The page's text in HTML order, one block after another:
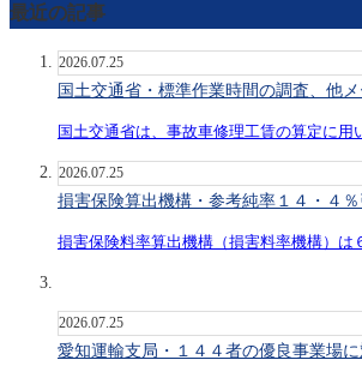
最近の記事
2026.07.25
国土交通省・標準作業時間の調査、他
国土交通省は、事故車修理工賃の算定に
2026.07.25
損害保険算出機構・参考純率１４・４
損害保険料率算出機構（損害料率機構）
2026.07.25
愛知運輸支局・１４４者の優良事業場